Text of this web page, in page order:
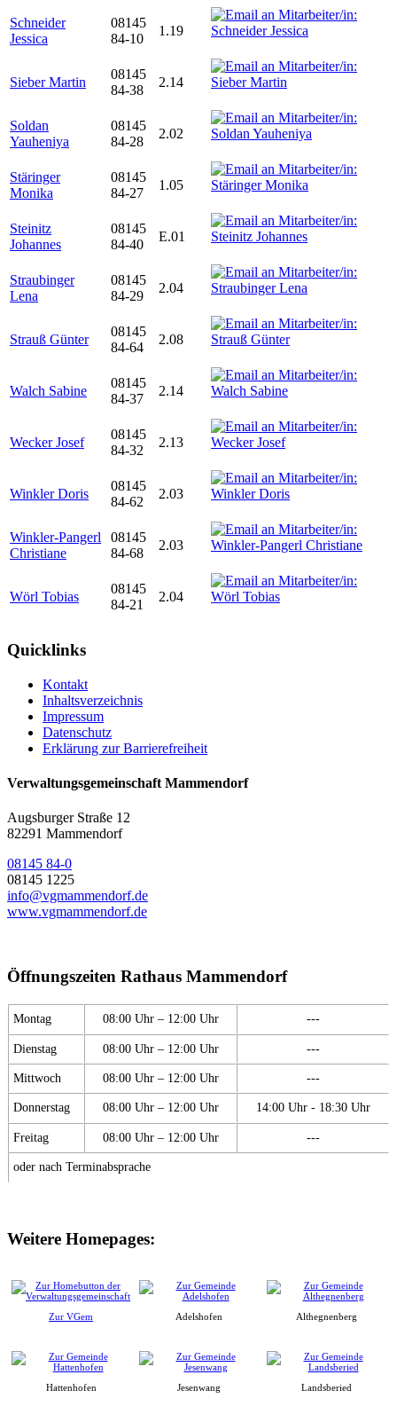
Schneider
Jessica
08145
84-10
1.19
Sieber Martin
08145
84-38
2.14
Soldan
Yauheniya
08145
84-28
2.02
Stäringer
Monika
08145
84-27
1.05
Steinitz
Johannes
08145
84-40
E.01
Straubinger
Lena
08145
84-29
2.04
Strauß Günter
08145
84-64
2.08
Walch Sabine
08145
84-37
2.14
Wecker Josef
08145
84-32
2.13
Winkler Doris
08145
84-62
2.03
Winkler-Pangerl
Christiane
08145
84-68
2.03
Wörl Tobias
08145
84-21
2.04
Quicklinks
Kontakt
Inhaltsverzeichnis
Impressum
Datenschutz
Erklärung zur Barrierefreiheit
Verwaltungsgemeinschaft Mammendorf
Augsburger Straße 12
82291 Mammendorf
08145 84-0
08145 1225
info@vgmammendorf.de
www.vgmammendorf.de
Öffnungszeiten Rathaus Mammendorf
Montag 08:00 Uhr – 12:00 Uhr ---
Dienstag 08:00 Uhr – 12:00 Uhr ---
Mittwoch 08:00 Uhr – 12:00 Uhr ---
Donnerstag 08:00 Uhr – 12:00 Uhr 14:00 Uhr - 18:30 Uhr
Freitag 08:00 Uhr – 12:00 Uhr ---
oder nach Terminabsprache
Weitere Homepages:
Zur VGem Adelshofen Althegnenberg
Hattenhofen Jesenwang Landsberied